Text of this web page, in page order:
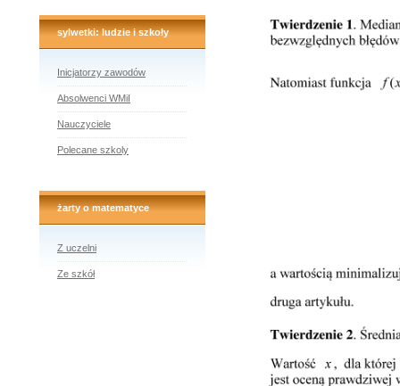
sylwetki: ludzie i szkoły
Inicjatorzy zawodów
Absolwenci WMiI
Nauczyciele
Polecane szkoly
żarty o matematyce
Z uczelni
Ze szkół